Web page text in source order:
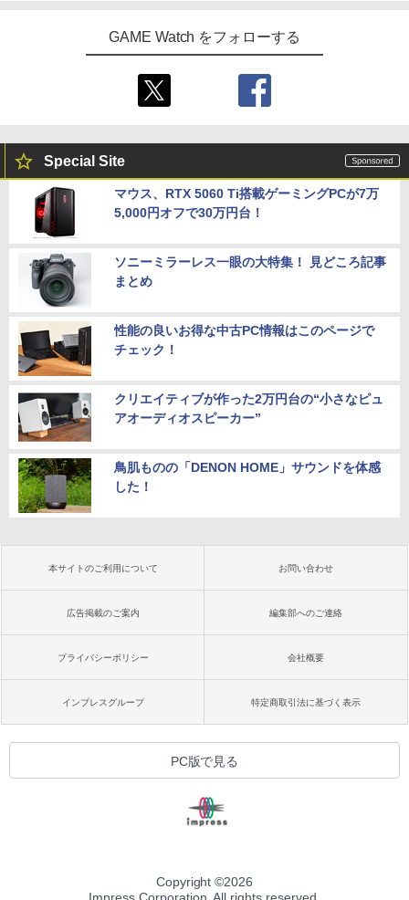
GAME Watch をフォローする
Special Site
マウス、RTX 5060 Ti搭載ゲーミングPCが7万
5,000円オフで30万円台！
ソニーミラーレス一眼の大特集！ 見どころ記事
まとめ
性能の良いお得な中古PC情報はこのページで
チェック！
クリエイティブが作った2万円台の“小さなピュ
アオーディオスピーカー”
鳥肌ものの「DENON HOME」サウンドを体感
した！
本サイトのご利用について お問い合わせ
広告掲載のご案内 編集部へのご連絡
プライバシーポリシー 会社概要
インプレスグループ 特定商取引法に基づく表示
PC版で見る
Copyright ©2026